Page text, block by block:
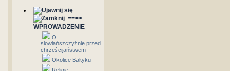
==>>
WPROWADZENIE
O
słowiańszczyźnie przed
chrześcijaństwem
Okolice Bałtyku